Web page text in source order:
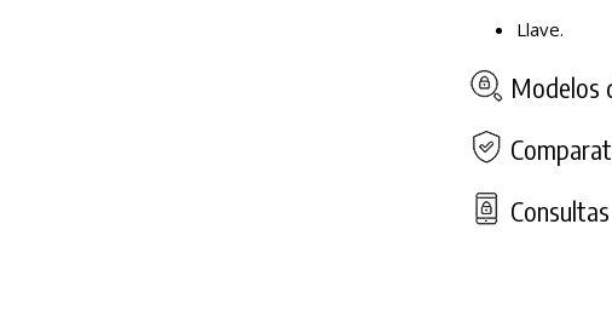
Llave.
Modelos
Consultas